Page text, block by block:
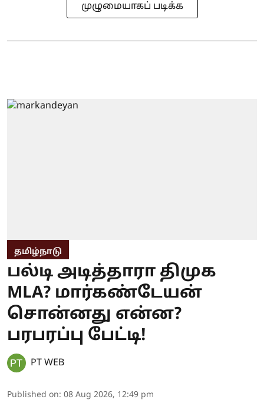
முழுமையாகப் படிக்க
தமிழ்நாடு
பல்டி அடித்தாரா திமுக
MLA? மார்கண்டேயன்
சொன்னது என்ன?
பரபரப்பு பேட்டி!
PT WEB
Published on: 08 Aug 2026, 12:49 pm